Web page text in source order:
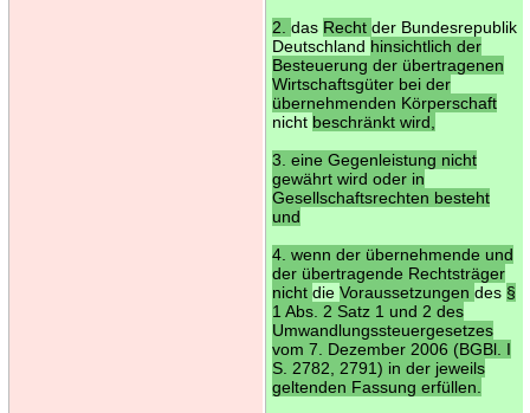
2. das Recht der Bundesrepublik
Deutschland hinsichtlich der
Besteuerung der übertragenen
Wirtschaftsgüter bei der
übernehmenden Körperschaft
nicht beschränkt wird,
3. eine Gegenleistung nicht
gewährt wird oder in
Gesellschaftsrechten besteht
und
4. wenn der übernehmende und
der übertragende Rechtsträger
nicht die Voraussetzungen des §
1 Abs. 2 Satz 1 und 2 des
Umwandlungssteuergesetzes
vom 7. Dezember 2006 (BGBl. I
S. 2782, 2791) in der jeweils
geltenden Fassung erfüllen.